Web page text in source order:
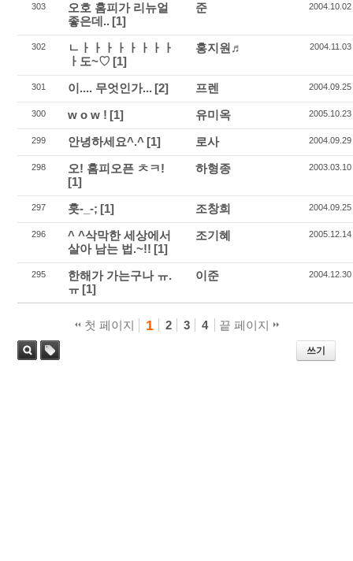
303
오호 홈피가 리뉴얼
좋은데.. [1]
준 2004.10.02
302
ㄴㅏㅏㅏㅏㅏㅏㅏㅏ
ㅏ도~♡ [1]
홍지원♬ 2004.11.03
301 이.... 무엇인가... [2] 프렌 2004.09.25
300 w o w ! [1] 유미옥 2005.10.23
299 안녕하세요^.^ [1] 로사 2004.09.29
298
오! 홈피오픈 ㅊㅋ!
[1]
하형종 2003.03.10
297 훗-_-; [1] 조창희 2004.09.25
296
^ ^삭막한 세상에서
살아 남는 법.~!! [1]
조기혜 2005.12.14
295
한해가 가는구나 ㅠ.
ㅠ [1]
이준 2004.12.30
첫 페이지 1 2 3 4 끝 페이지
쓰기